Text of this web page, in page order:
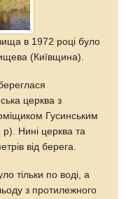
в 1972 році було
(Київщина).
церква з
Гусинським
Нині церква та
від берега.
тільки по воді, а
з протилежного